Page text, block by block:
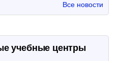
Все новости
учебные центры